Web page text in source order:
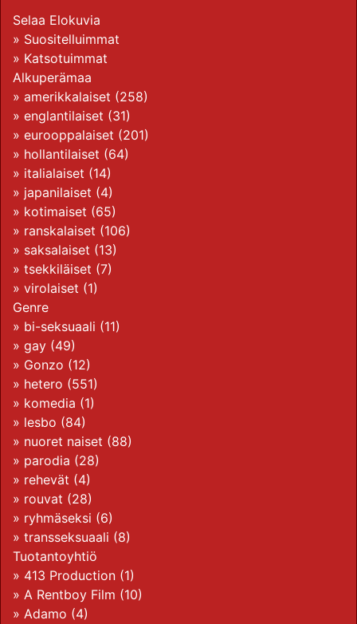
Selaa Elokuvia
» Suositelluimmat
» Katsotuimmat
Alkuperämaa
» amerikkalaiset (258)
» englantilaiset (31)
» eurooppalaiset (201)
» hollantilaiset (64)
» italialaiset (14)
» japanilaiset (4)
» kotimaiset (65)
» ranskalaiset (106)
» saksalaiset (13)
» tsekkiläiset (7)
» virolaiset (1)
Genre
» bi-seksuaali (11)
» gay (49)
» Gonzo (12)
» hetero (551)
» komedia (1)
» lesbo (84)
» nuoret naiset (88)
» parodia (28)
» rehevät (4)
» rouvat (28)
» ryhmäseksi (6)
» transseksuaali (8)
Tuotantoyhtiö
» 413 Production (1)
» A Rentboy Film (10)
» Adamo (4)